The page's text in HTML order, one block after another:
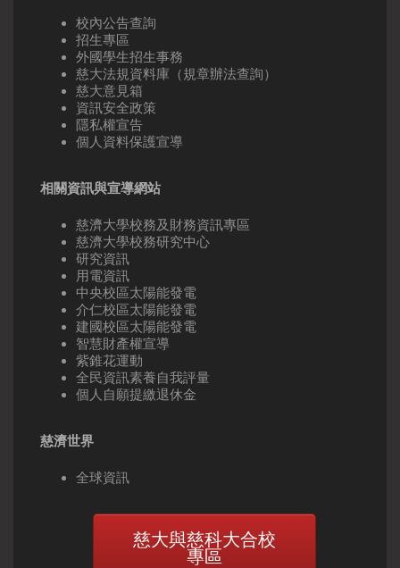
校內公告查詢
招生專區
外國學生招生事務
慈大法規資料庫（規章辦法查詢）
慈大意見箱
資訊安全政策
隱私權宣告
個人資料保護宣導
相關資訊與宣導網站
慈濟大學校務及財務資訊專區
慈濟大學校務研究中心
研究資訊
用電資訊
中央校區太陽能發電
介仁校區太陽能發電
建國校區太陽能發電
智慧財產權宣導
紫錐花運動
全民資訊素養自我評量
個人自願提繳退休金
慈濟世界
全球資訊
慈大與慈科大合校
專區